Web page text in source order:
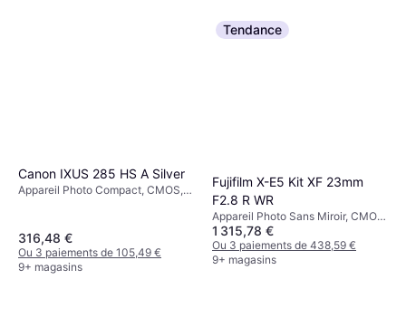
Canon IXUS 285 HS A Silver
Appareil Photo Compact, CMOS,
316,48 €
Ou 3 paiements de 105,49 €
9+ magasins
Tendance
Fujifilm X-E5 Kit XF 23mm
F2.8 R WR
Appareil Photo Sans Miroir, CMOS,
APS-C, Face Detection,
Continuous Drive
1 315,78 €
Ou 3 paiements de 438,59 €
9+ magasins